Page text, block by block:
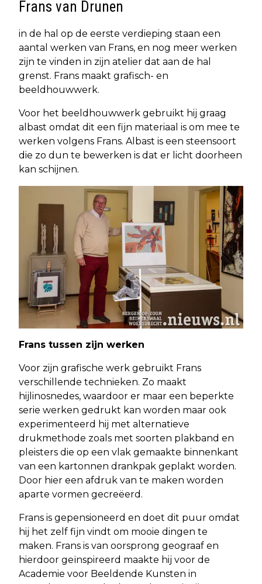
Frans van Drunen
in de hal op de eerste verdieping staan een
aantal werken van Frans, en nog meer werken
zijn te vinden in zijn atelier dat aan de hal
grenst. Frans maakt grafisch- en
beeldhouwwerk.
Voor het beeldhouwwerk gebruikt hij graag
albast omdat dit een fijn materiaal is om mee te
werken volgens Frans. Albast is een steensoort
die zo dun te bewerken is dat er licht doorheen
kan schijnen.
Frans tussen zijn werken
Voor zijn grafische werk gebruikt Frans
verschillende technieken. Zo maakt
hijlinosnedes, waardoor er maar een beperkte
serie werken gedrukt kan worden maar ook
experimenteerd hij met alternatieve
drukmethode zoals met soorten plakband en
pleisters die op een vlak gemaakte binnenkant
van een kartonnen drankpak geplakt worden.
Door hier een afdruk van te maken worden
aparte vormen gecreëerd.
Frans is gepensioneerd en doet dit puur omdat
hij het zelf fijn vindt om mooie dingen te
maken. Frans is van oorsprong geograaf en
hierdoor geïnspireerd maakte hij voor de
Academie voor Beeldende Kunsten in